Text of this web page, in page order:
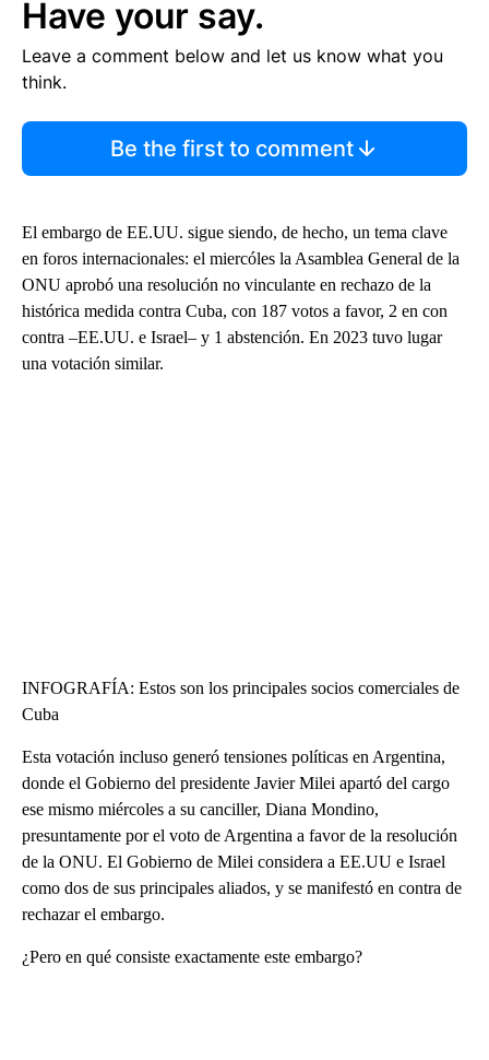
Have your say.
Leave a comment below and let us know what you
think.
Be the first to comment
El embargo de EE.UU. sigue siendo, de hecho, un tema clave
en foros internacionales: el miercóles la Asamblea General de la
ONU aprobó una resolución no vinculante en rechazo de la
histórica medida contra Cuba, con 187 votos a favor, 2 en con
contra –EE.UU. e Israel– y 1 abstención. En 2023 tuvo lugar
una votación similar.
INFOGRAFÍA: Estos son los principales socios comerciales de
Cuba
Esta votación incluso generó tensiones políticas en Argentina,
donde el Gobierno del presidente Javier Milei apartó del cargo
ese mismo miércoles a su canciller, Diana Mondino,
presuntamente por el voto de Argentina a favor de la resolución
de la ONU. El Gobierno de Milei considera a EE.UU e Israel
como dos de sus principales aliados, y se manifestó en contra de
rechazar el embargo.
¿Pero en qué consiste exactamente este embargo?